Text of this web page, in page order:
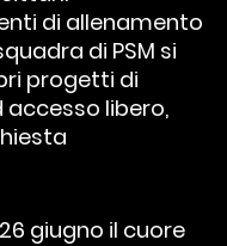
di allenamento
di PSM si
progetti di
accesso libero,
giugno il cuore